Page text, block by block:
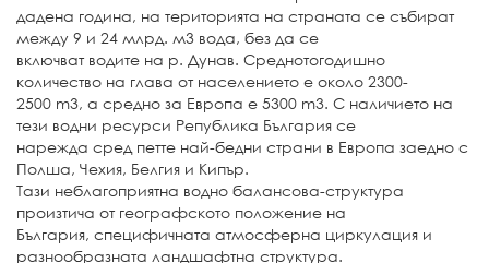
дадена година, на територията на страната се събират
между 9 и 24 млрд. м3 вода, без да се
включват водите на р. Дунав. Среднотогодишно
количество на глава от населението е около 2300-
2500 m3, а средно за Европа е 5300 m3. С наличието на
тези водни ресурси Република България се
нарежда сред петте най-бедни страни в Европа заедно с
Полша, Чехия, Белгия и Кипър.
Тази неблагоприятна водно балансова-структура
произтича от географското положение на
България, специфичната атмосферна циркулация и
разнообразната ландшафтна структура.